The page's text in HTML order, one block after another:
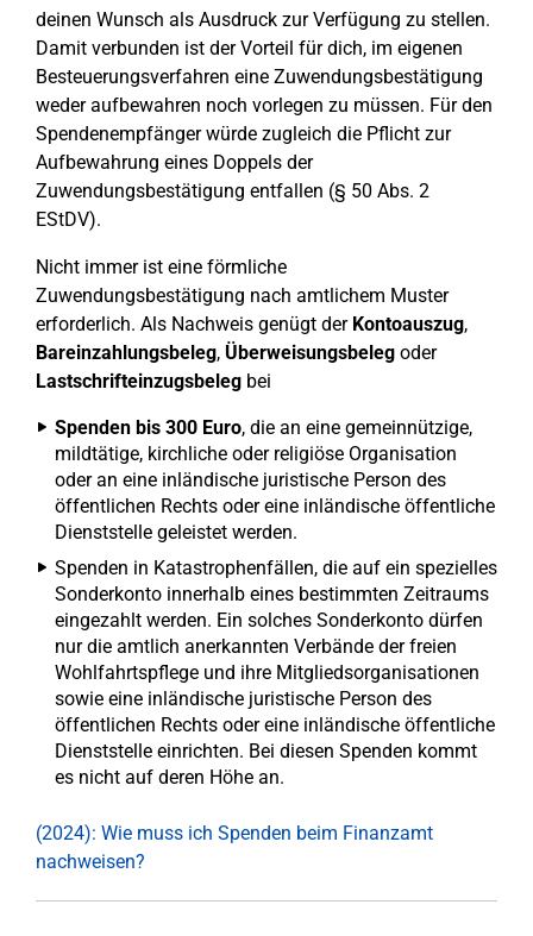
deinen Wunsch als Ausdruck zur Verfügung zu stellen.
Damit verbunden ist der Vorteil für dich, im eigenen
Besteuerungsverfahren eine Zuwendungsbestätigung
weder aufbewahren noch vorlegen zu müssen. Für den
Spendenempfänger würde zugleich die Pflicht zur
Aufbewahrung eines Doppels der
Zuwendungsbestätigung entfallen (§ 50 Abs. 2
EStDV).
Nicht immer ist eine förmliche
Zuwendungsbestätigung nach amtlichem Muster
erforderlich. Als Nachweis genügt der Kontoauszug,
Bareinzahlungsbeleg, Überweisungsbeleg oder
Lastschrifteinzugsbeleg bei
Spenden bis 300 Euro, die an eine gemeinnützige,
mildtätige, kirchliche oder religiöse Organisation
oder an eine inländische juristische Person des
öffentlichen Rechts oder eine inländische öffentliche
Dienststelle geleistet werden.
Spenden in Katastrophenfällen, die auf ein spezielles
Sonderkonto innerhalb eines bestimmten Zeitraums
eingezahlt werden. Ein solches Sonderkonto dürfen
nur die amtlich anerkannten Verbände der freien
Wohlfahrtspflege und ihre Mitgliedsorganisationen
sowie eine inländische juristische Person des
öffentlichen Rechts oder eine inländische öffentliche
Dienststelle einrichten. Bei diesen Spenden kommt
es nicht auf deren Höhe an.
(2024): Wie muss ich Spenden beim Finanzamt
nachweisen?